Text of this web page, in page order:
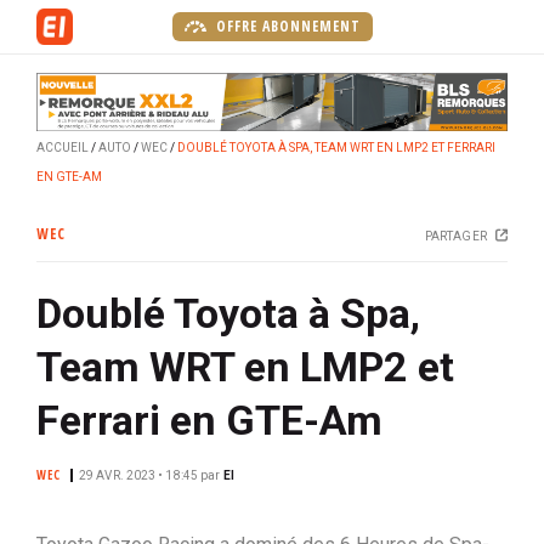
OFFRE ABONNEMENT
ACCUEIL AUTO WEC DOUBLÉ TOYOTA À SPA, TEAM WRT EN LMP2 ET FERRARI
EN GTE-AM
WEC PARTAGER
Doublé Toyota à Spa,
Team WRT en LMP2 et
Ferrari en GTE-Am
WEC 29 AVR. 2023 • 18:45 par EI